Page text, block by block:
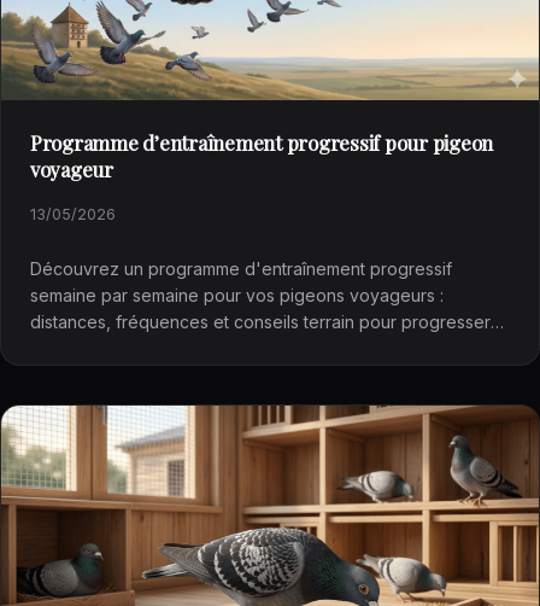
Programme d’entraînement progressif pour pigeon
voyageur
13/05/2026
Découvrez un programme d'entraînement progressif
semaine par semaine pour vos pigeons voyageurs :
distances, fréquences et conseils terrain pour progresser